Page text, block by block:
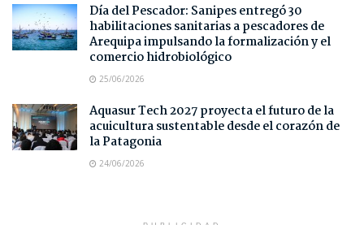
Día del Pescador: Sanipes entregó 30
habilitaciones sanitarias a pescadores de
Arequipa impulsando la formalización y el
comercio hidrobiológico
25/06/2026
Aquasur Tech 2027 proyecta el futuro de la
acuicultura sustentable desde el corazón de
la Patagonia
24/06/2026